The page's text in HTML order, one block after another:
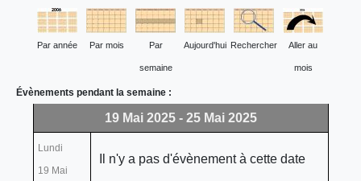
Par année Par mois Par
semaine
Aujourd'hui Rechercher Aller au
mois
Évènements pendant la semaine :
19 Mai 2025 - 25 Mai 2025
Lundi
19 Mai
Il n'y a pas d'évènement à cette date